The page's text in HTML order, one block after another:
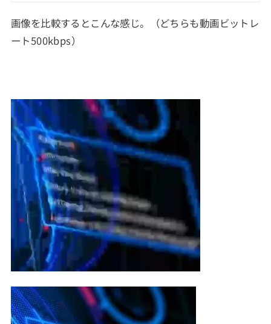
画像を比較するとこんな感じ。（どちらも動画ビットレ
ート500kbps）